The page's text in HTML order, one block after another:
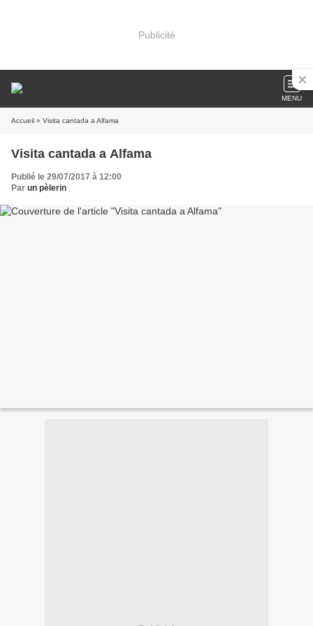
Publicité
MENU
Accueil » Visita cantada a Alfama
Visita cantada a Alfama
Publié le 29/07/2017 à 12:00
Par un pèlerin